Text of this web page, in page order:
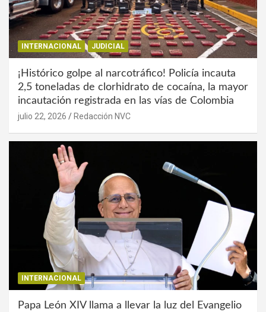
INTERNACIONAL JUDICIAL
¡Histórico golpe al narcotráfico! Policía incauta
2,5 toneladas de clorhidrato de cocaína, la mayor
incautación registrada en las vías de Colombia
julio 22, 2026 Redacción NVC
INTERNACIONAL
Papa León XIV llama a llevar la luz del Evangelio